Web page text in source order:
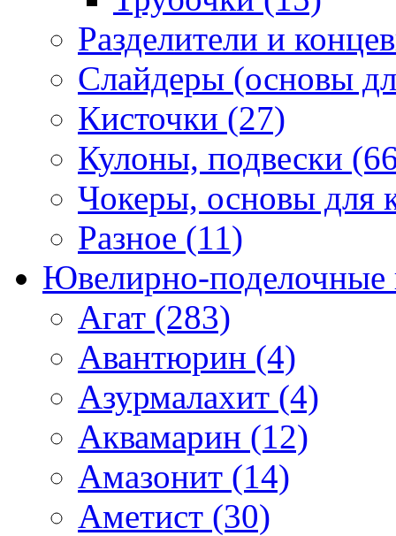
Разделители и
Слайдеры (основы
Кисточки (27)
Кулоны, подвески
Чокеры, основы для
Разное (11)
Ювелирно-поделочные
Агат (283)
Авантюрин (4)
Азурмалахит (4)
Аквамарин (12)
Амазонит (14)
Аметист (30)